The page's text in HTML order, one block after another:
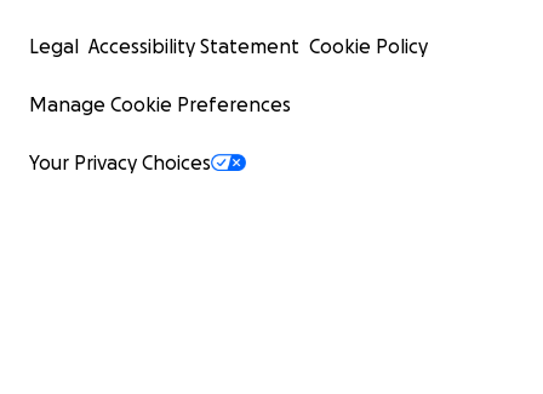
Legal Accessibility Statement Cookie Policy
Manage Cookie Preferences
Your Privacy Choices